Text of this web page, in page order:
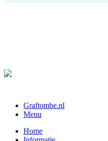
Graftombe.nl
Menu
Home